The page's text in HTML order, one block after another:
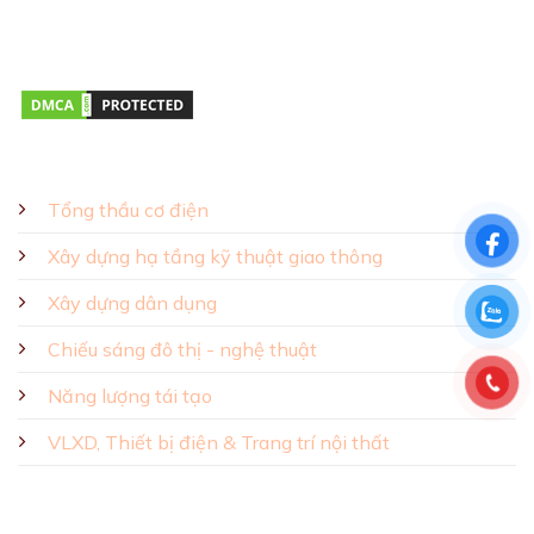
Tổng thầu cơ điện
Xây dựng hạ tầng kỹ thuật giao thông
Xây dựng dân dụng
Chiếu sáng đô thị - nghệ thuật
Năng lượng tái tạo
VLXD, Thiết bị điện & Trang trí nội thất